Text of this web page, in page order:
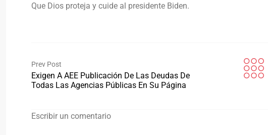
Que Dios proteja y cuide al presidente Biden.
Prev Post
Exigen A AEE Publicación De Las Deudas De
Todas Las Agencias Públicas En Su Página
Escribir un comentario